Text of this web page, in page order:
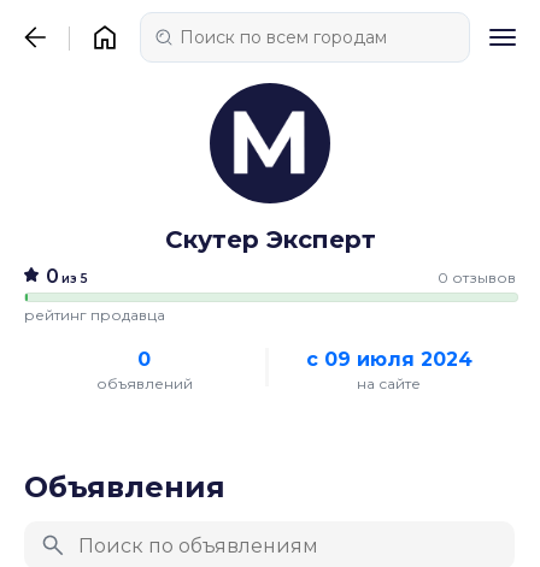
Скутер Эксперт
0 из 5 0 отзывов
рейтинг продавца
0
объявлений
с 09 июля 2024
на сайте
Объявления